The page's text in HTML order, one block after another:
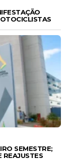
SEMESTRE;
REAJUSTES